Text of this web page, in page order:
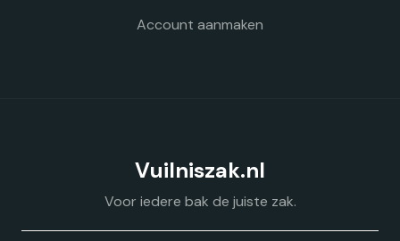
Account aanmaken
Vuilniszak.nl
Voor iedere bak de juiste zak.